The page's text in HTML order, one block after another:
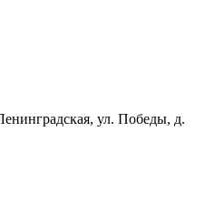
ул. Победы, д.